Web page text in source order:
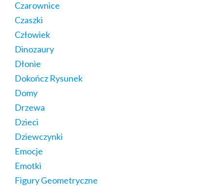
Czarownice
Czaszki
Człowiek
Dinozaury
Dłonie
Dokończ Rysunek
Domy
Drzewa
Dzieci
Dziewczynki
Emocje
Emotki
Figury Geometryczne